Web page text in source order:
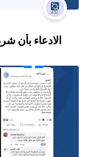
الادعاء بأن